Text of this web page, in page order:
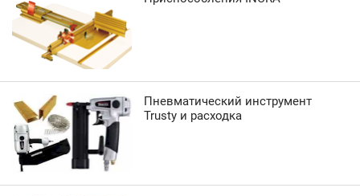
Пневматический инструмент
Trusty и расходка